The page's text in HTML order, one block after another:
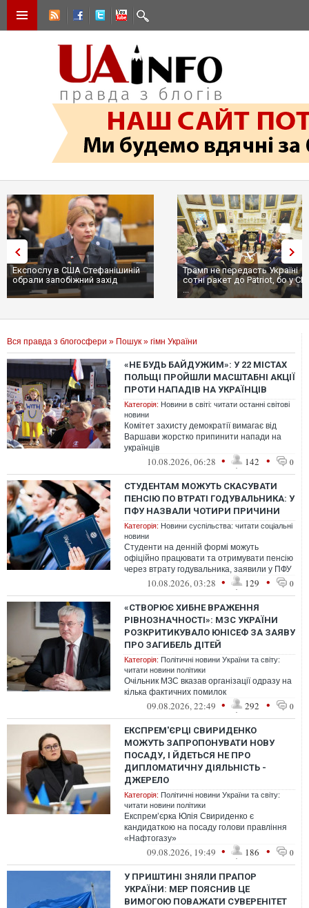
Експослу в США Стефанішиній
обрали запобіжний захід
Трамп не передасть Україні
сотні ракет до Patriot, бо у
...
Вся правда з блогосфери » Пошук » гімн України
«НЕ БУДЬ БАЙДУЖИМ»: У 22 МІСТАХ
ПОЛЬЩІ ПРОЙШЛИ МАСШТАБНІ АКЦІЇ
ПРОТИ НАПАДІВ НА УКРАЇНЦІВ
Категорія: Новини в світі: читати останні світові
новини
Комітет захисту демократії вимагає від
Варшави жорстко припинити напади на
українців
10.08.2026, 06:28 • 142 • 0
СТУДЕНТАМ МОЖУТЬ СКАСУВАТИ
ПЕНСІЮ ПО ВТРАТІ ГОДУВАЛЬНИКА: У
ПФУ НАЗВАЛИ ЧОТИРИ ПРИЧИНИ
Категорія: Новини суспільства: читати соціальні
новини
Студенти на денній формі можуть
офіційно працювати та отримувати пенсію
через втрату годувальника, заявили у ПФУ
10.08.2026, 03:28 • 129 • 0
«СТВОРЮЄ ХИБНЕ ВРАЖЕННЯ
РІВНОЗНАЧНОСТІ»: МЗС УКРАЇНИ
РОЗКРИТИКУВАЛО ЮНІСЕФ ЗА ЗАЯВУ
ПРО ЗАГИБЕЛЬ ДІТЕЙ
Категорія: Політичні новини України та світу:
читати новини політики
Очільник МЗС вказав організації одразу на
кілька фактичних помилок
09.08.2026, 22:49 • 292 • 0
ЕКСПРЕМ'ЄРЦІ СВИРИДЕНКО
МОЖУТЬ ЗАПРОПОНУВАТИ НОВУ
ПОСАДУ, І ЙДЕТЬСЯ НЕ ПРО
ДИПЛОМАТИЧНУ ДІЯЛЬНІСТЬ -
ДЖЕРЕЛО
Категорія: Політичні новини України та світу:
читати новини політики
Експрем’єрка Юлія Свириденко є
кандидаткою на посаду голови правління
«Нафтогазу»
09.08.2026, 19:49 • 186 • 0
У ПРИШТИНІ ЗНЯЛИ ПРАПОР
УКРАЇНИ: МЕР ПОЯСНИВ ЦЕ
ВИМОГОЮ ПОВАЖАТИ СУВЕРЕНІТЕТ